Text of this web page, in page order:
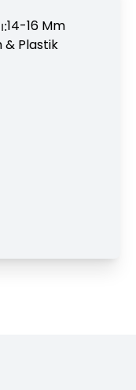
:14-16 Mm
& Plastik